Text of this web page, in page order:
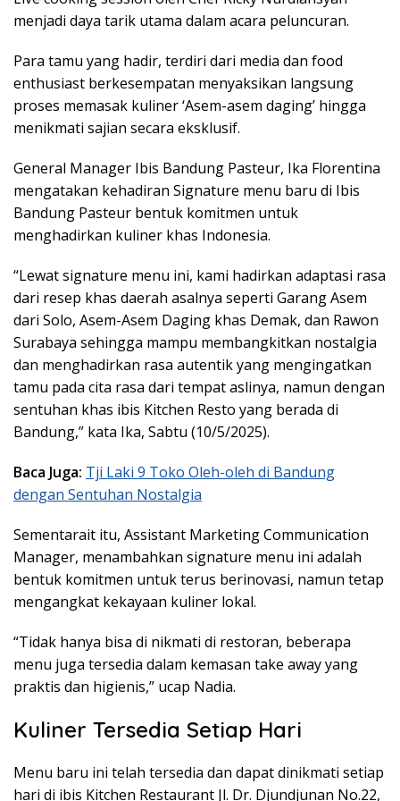
menjadi daya tarik utama dalam acara peluncuran.
Para tamu yang hadir, terdiri dari media dan food
enthusiast berkesempatan menyaksikan langsung
proses memasak kuliner ‘Asem-asem daging’ hingga
menikmati sajian secara eksklusif.
General Manager Ibis Bandung Pasteur, Ika Florentina
mengatakan kehadiran Signature menu baru di Ibis
Bandung Pasteur bentuk komitmen untuk
menghadirkan kuliner khas Indonesia.
“Lewat signature menu ini, kami hadirkan adaptasi rasa
dari resep khas daerah asalnya seperti Garang Asem
dari Solo, Asem-Asem Daging khas Demak, dan Rawon
Surabaya sehingga mampu membangkitkan nostalgia
dan menghadirkan rasa autentik yang mengingatkan
tamu pada cita rasa dari tempat aslinya, namun dengan
sentuhan khas ibis Kitchen Resto yang berada di
Bandung,” kata Ika, Sabtu (10/5/2025).
Baca Juga: Tji Laki 9 Toko Oleh-oleh di Bandung
dengan Sentuhan Nostalgia
Sementarait itu, Assistant Marketing Communication
Manager, menambahkan signature menu ini adalah
bentuk komitmen untuk terus berinovasi, namun tetap
mengangkat kekayaan kuliner lokal.
“Tidak hanya bisa di nikmati di restoran, beberapa
menu juga tersedia dalam kemasan take away yang
praktis dan higienis,” ucap Nadia.
Kuliner Tersedia Setiap Hari
Menu baru ini telah tersedia dan dapat dinikmati setiap
hari di ibis Kitchen Restaurant Jl. Dr. Djundjunan No.22,